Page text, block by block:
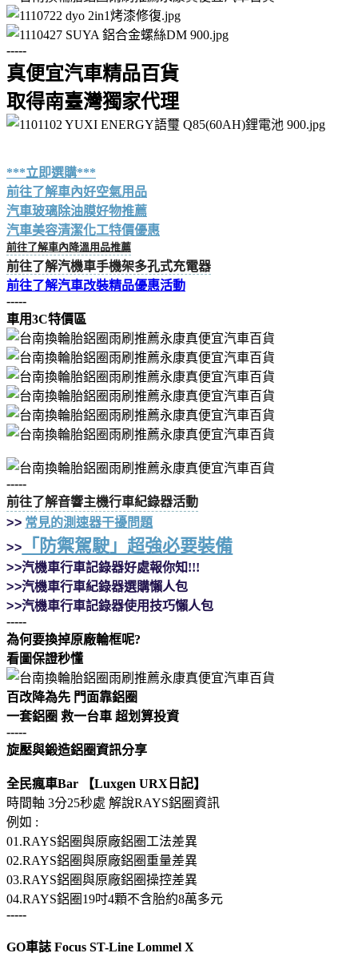
-----
真便宜汽車精品百貨
取得南臺灣獨家代理
***立即選購***
前往了解車內好空氣用品
汽車玻璃除油膜好物推薦
汽車美容清潔化工特價優惠
前往了解車內降溫用品推薦
前往了解汽機車手機架多孔式充電器
前往了解汽車改裝精品優惠活動
-----
車用3C特價區
-----
前往了解音響主機行車紀錄器活動
>> 常見的測速器干擾問題
>>
「防禦駕駛」超強必要裝備
>>汽機車行車記錄器好處報你知!!!
>>汽機車行車紀錄器選購懶人包
>>汽機車行車記錄器使用技巧懶人包
-----
為何要換掉原廠輪框呢?
看圖保證秒懂
百改降為先 門面靠鋁圈
一套鋁圈 救一台車 超划算投資
-----
旋壓與鍛造鋁圈資訊分享
全民瘋車Bar 【Luxgen URX日記】
時間軸 3分25秒處 解說RAYS鋁圈資訊
例如 :
01.RAYS鋁圈與原廠鋁圈工法差異
02.RAYS鋁圈與原廠鋁圈重量差異
03.RAYS鋁圈與原廠鋁圈操控差異
04.RAYS鋁圈19吋4顆不含胎約8萬多元
-----
GO車誌 Focus ST-Line Lommel X